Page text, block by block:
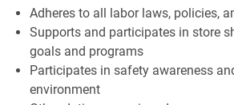
Adheres to all labor laws, policies,
Supports and participates in store
goals and programs
Participates in safety awareness
environment